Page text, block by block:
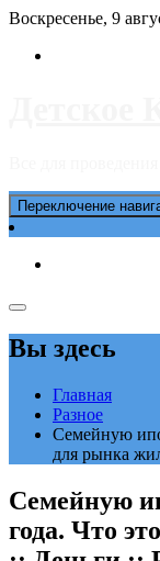
Перейти
содержимому
Воскресенье, 9
Переключение
Вы здесь
Главная
Разное
Семейную
для рынка
Семейную
года. Что